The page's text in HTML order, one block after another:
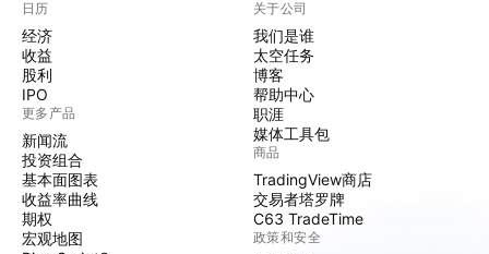
日历
经济
收益
股利
IPO
更多产品
新闻流
投资组合
基本面图表
收益率曲线
期权
宏观地图
关于公司
我们是谁
太空任务
博客
帮助中心
职涯
媒体工具包
商品
TradingView商店
交易者塔罗牌
C63 TradeTime
政策和安全